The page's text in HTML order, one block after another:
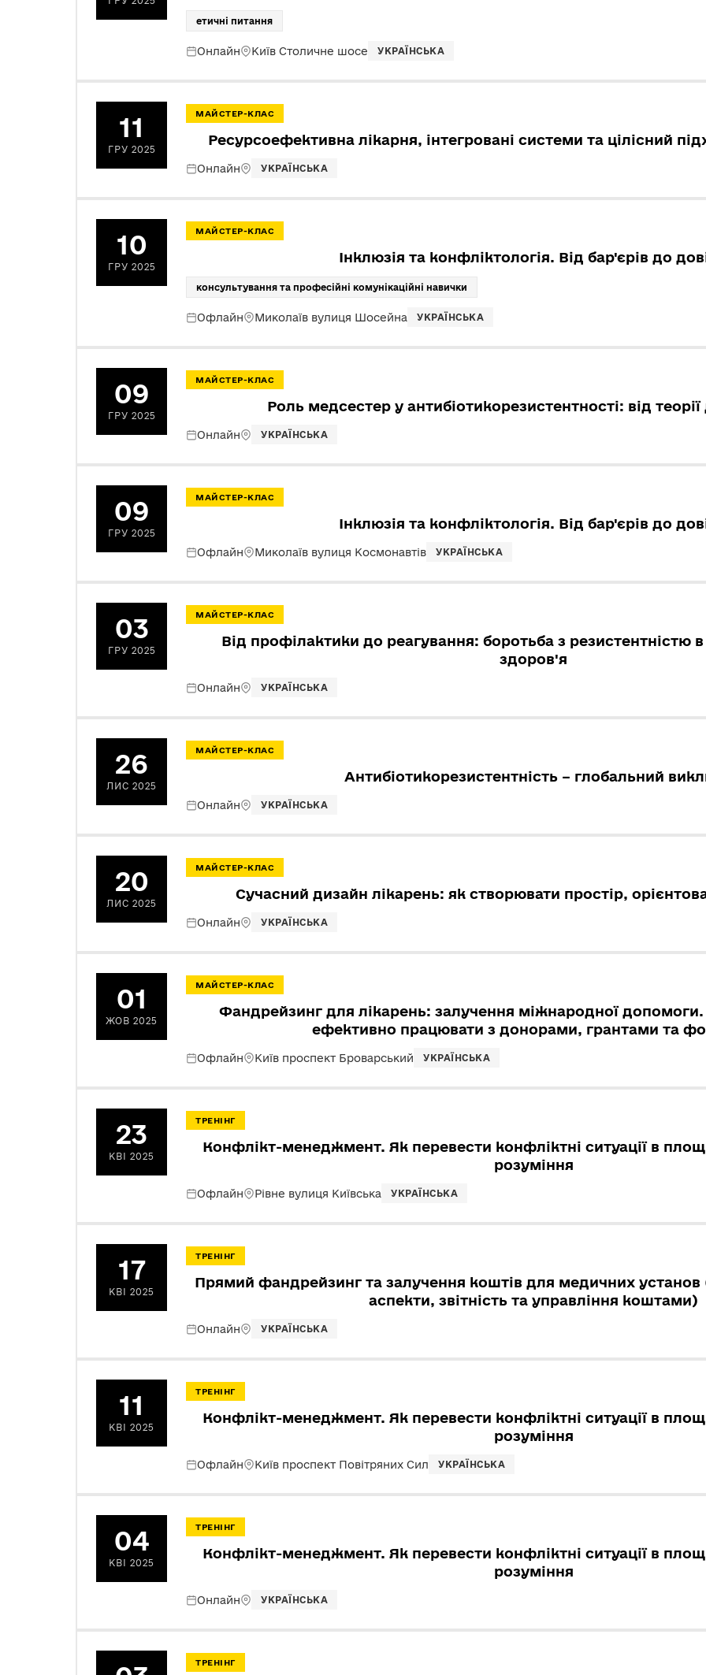
етичні питання
Онлайн Київ Столичне шосе УКРАЇНСЬКА
11
ГРУ 2025
МАЙСТЕР-КЛАС
Ресурсоефективна лікарня, інтегровані системи та цілісний
Онлайн УКРАЇНСЬКА
10
ГРУ 2025
МАЙСТЕР-КЛАС
Інклюзія та конфліктологія. Від бар'єрів до
консультування та професійні комунікаційні навички
Офлайн Миколаїв вулиця Шосейна УКРАЇНСЬКА
09
ГРУ 2025
МАЙСТЕР-КЛАС
Роль медсестер у антибіотикорезистентності: від
Онлайн УКРАЇНСЬКА
09
ГРУ 2025
МАЙСТЕР-КЛАС
Інклюзія та конфліктологія. Від бар'єрів до
Офлайн Миколаїв вулиця Космонавтів УКРАЇНСЬКА
03
ГРУ 2025
МАЙСТЕР-КЛАС
Від профілактики до реагування: боротьба з резистентністю
здоров'я
Онлайн УКРАЇНСЬКА
26
ЛИС 2025
МАЙСТЕР-КЛАС
Антибіотикорезистентність – глобальний
Онлайн УКРАЇНСЬКА
20
ЛИС 2025
МАЙСТЕР-КЛАС
Сучасний дизайн лікарень: як створювати простір,
Онлайн УКРАЇНСЬКА
01
ЖОВ 2025
МАЙСТЕР-КЛАС
Фандрейзинг для лікарень: залучення міжнародної допомоги.
ефективно працювати з донорами, грантами та
Офлайн Київ проспект Броварський УКРАЇНСЬКА
23
КВІ 2025
ТРЕНІНГ
Конфлікт-менеджмент. Як перевести конфліктні ситуації в
розуміння
Офлайн Рівне вулиця Київська УКРАЇНСЬКА
17
КВІ 2025
ТРЕНІНГ
Прямий фандрейзинг та залучення коштів для медичних установ
аспекти, звітність та управління коштами)
Онлайн УКРАЇНСЬКА
11
КВІ 2025
ТРЕНІНГ
Конфлікт-менеджмент. Як перевести конфліктні ситуації в
розуміння
Офлайн Київ проспект Повітряних Сил УКРАЇНСЬКА
04
КВІ 2025
ТРЕНІНГ
Конфлікт-менеджмент. Як перевести конфліктні ситуації в
розуміння
Онлайн УКРАЇНСЬКА
ТРЕНІНГ